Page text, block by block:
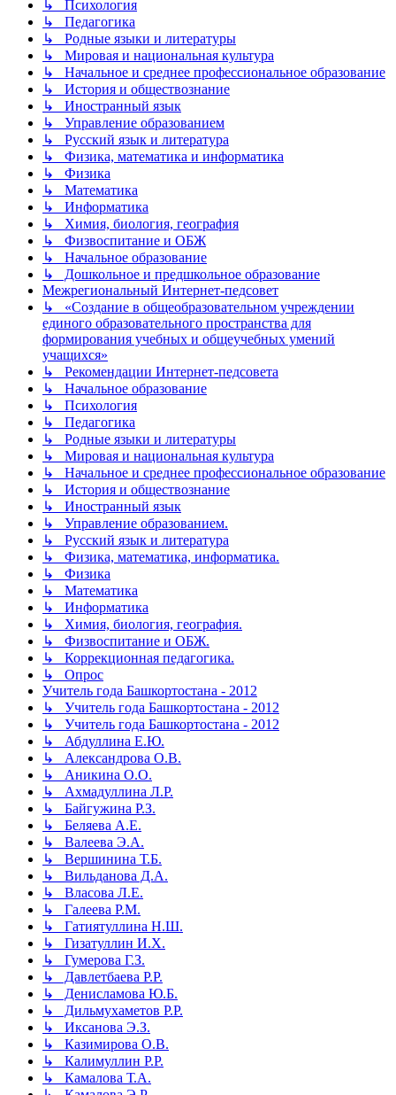
↳ Психология
↳ Педагогика
↳ Родные языки и литературы
↳ Мировая и национальная культура
↳ Начальное и среднее профессиональное образование
↳ История и обществознание
↳ Иностранный язык
↳ Управление образованием
↳ Русский язык и литература
↳ Физика, математика и информатика
↳ Физика
↳ Математика
↳ Информатика
↳ Химия, биология, география
↳ Физвоспитание и ОБЖ
↳ Начальное образование
↳ Дошкольное и предшкольное образование
Межрегиональный Интернет-педсовет
↳ «Создание в общеобразовательном учреждении
единого образовательного пространства для
формирования учебных и общеучебных умений
учащихся»
↳ Рекомендации Интернет-педсовета
↳ Начальное образование
↳ Психология
↳ Педагогика
↳ Родные языки и литературы
↳ Мировая и национальная культура
↳ Начальное и среднее профессиональное образование
↳ История и обществознание
↳ Иностранный язык
↳ Управление образованием.
↳ Русский язык и литература
↳ Физика, математика, информатика.
↳ Физика
↳ Математика
↳ Информатика
↳ Химия, биология, география.
↳ Физвоспитание и ОБЖ.
↳ Коррекционная педагогика.
↳ Опрос
Учитель года Башкортостана - 2012
↳ Учитель года Башкортостана - 2012
↳ Учитель года Башкортостана - 2012
↳ Абдуллина Е.Ю.
↳ Александрова О.В.
↳ Аникина О.О.
↳ Ахмадуллина Л.Р.
↳ Байгужина Р.З.
↳ Беляева А.Е.
↳ Валеева Э.А.
↳ Вершинина Т.Б.
↳ Вильданова Д.А.
↳ Власова Л.Е.
↳ Галеева Р.М.
↳ Гатиятуллина Н.Ш.
↳ Гизатуллин И.Х.
↳ Гумерова Г.З.
↳ Давлетбаева Р.Р.
↳ Денисламова Ю.Б.
↳ Дильмухаметов Р.Р.
↳ Иксанова Э.З.
↳ Казимирова О.В.
↳ Калимуллин Р.Р.
↳ Камалова Т.А.